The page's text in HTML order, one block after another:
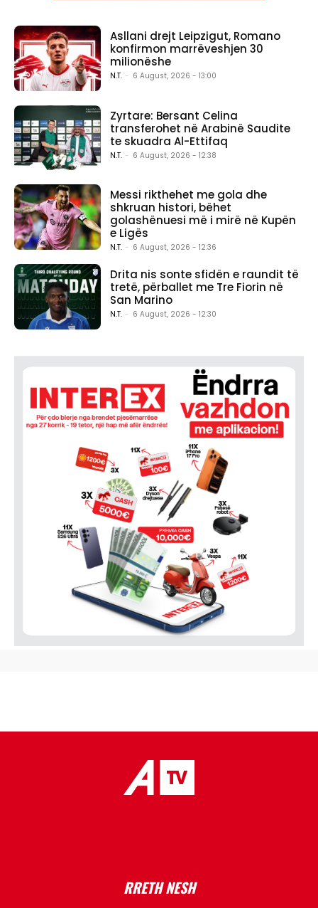
Asllani drejt Leipzigut, Romano
konfirmon marrëveshjen 30
milionëshe
N.T. - 6 August, 2026 - 13:00
Zyrtare: Bersant Celina
transferohet në Arabinë Saudite
te skuadra Al-Ettifaq
N.T. - 6 August, 2026 - 12:38
Messi rikthehet me gola dhe
shkruan histori, bëhet
golashënuesi më i mirë në Kupën
e Ligës
N.T. - 6 August, 2026 - 12:36
Drita nis sonte sfidën e raundit të
tretë, përballet me Tre Fiorin në
San Marino
N.T. - 6 August, 2026 - 12:30
RRETH NESH